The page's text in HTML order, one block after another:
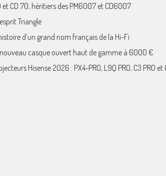
et CD 70, héritiers des PM6007 et CD6007
Triangle
d’un grand nom français de la Hi-Fi
nouveau casque ouvert haut de gamme à 6000 €
Hisense 2026 : PX4-PRO, L9Q PRO, C3 PRO et